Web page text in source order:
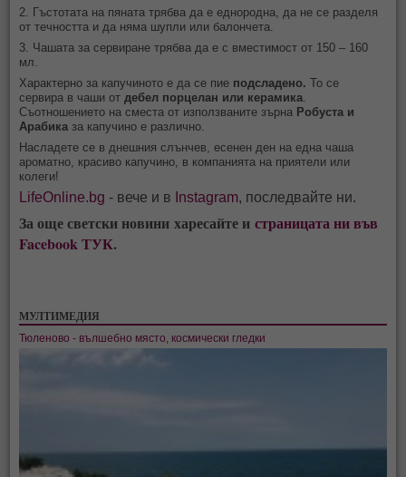
2. Гъстотата на пяната трябва да е еднородна, да не се разделя
от течността и да няма шупли или балончета.
3. Чашата за сервиране трябва да е с вместимост от 150 – 160
мл.
Характерно за капучиното е да се пие подсладено. То се
сервира в чаши отдебел порцелан или керамика.
Съотношението на сместа от използваните зърна Робуста и
Арабика за капучино е различно.
Насладете се в днешния слънчев, есенен ден на една чаша
ароматно, красиво капучино, в компанията на приятели или
колеги!
LifeOnline.bg - вече и в Instagram, последвайте ни.
За още светски новини харесайте истраницата ни във
Facebook ТУК.
МУЛТИМЕДИЯ
Тюленово - вълшебно място, космически гледки